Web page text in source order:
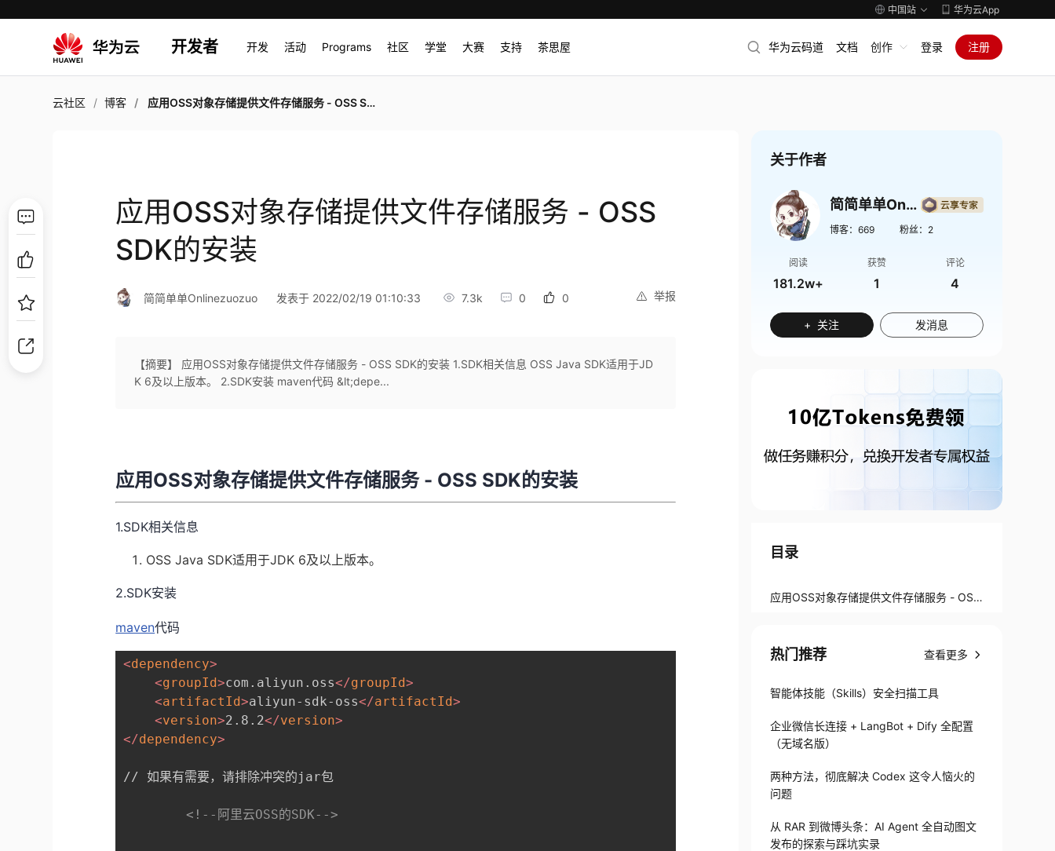
中国站 华为云App
开发者 开发 活动 Programs 社区 学堂 大赛 支持 茶思屋 华为云码道 文档 创作 登录 注册
云社区 博客 应用OSS对象存储提供文件存储服务 - OSS SDK的安装
应用OSS对象存储提供文件存储服务 - OSS
SDK的安装
举报
简简单单Onlinezuozuo 发表于 2022/02/19 01:10:33 7.3k 0 0
【摘要】 应用OSS对象存储提供文件存储服务 - OSS SDK的安装 1.SDK相关信息 OSS Java SDK适用于JD
K 6及以上版本。 2.SDK安装 maven代码 &lt;depe...
应用OSS对象存储提供文件存储服务 - OSS SDK的安装
1.SDK相关信息
OSS Java SDK适用于JDK 6及以上版本。
2.SDK安装
maven代码
<dependency>
<groupId>com.aliyun.oss</groupId>
<artifactId>aliyun-sdk-oss</artifactId>
<version>2.8.2</version>
</dependency>
// 如果有需要，请排除冲突的jar包
<!--阿里云OSS的SDK-->
关于作者
简简单单Onlinezuozuo
博客： 669 粉丝： 2
阅读
181.2w+
获赞
1
评论
4
+ 关注 发消息
目录
应用OSS对象存储提供文件存储服务 - OSS
热门推荐 查看更多
智能体技能（Skills）安全扫描工具
企业微信长连接 + LangBot + Dify 全配置
（无域名版）
两种方法，彻底解决 Codex 这令人恼火的
问题
从 RAR 到微博头条：AI Agent 全自动图文
发布的探索与踩坑实录